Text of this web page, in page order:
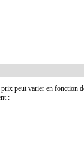
peut varier en
: